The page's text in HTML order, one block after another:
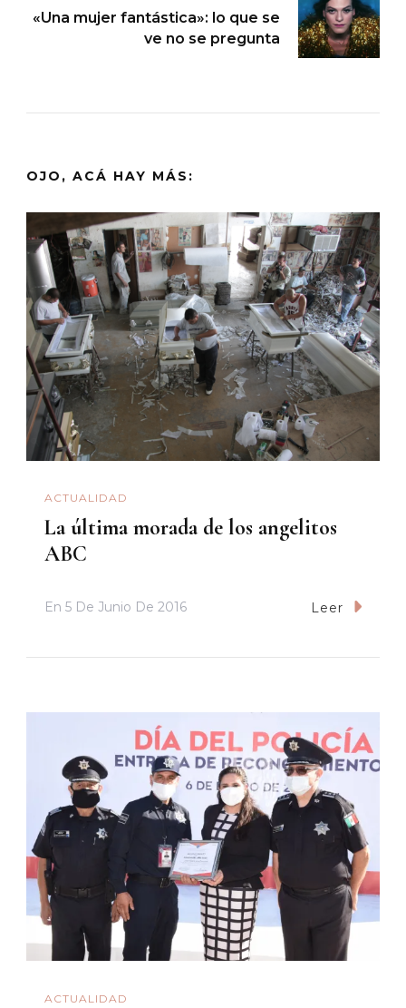
«Una mujer fantástica»: lo que se
ve no se pregunta
OJO, ACÁ HAY MÁS:
ACTUALIDAD
La última morada de los angelitos
ABC
En 5 De Junio De 2016 Leer
ACTUALIDAD